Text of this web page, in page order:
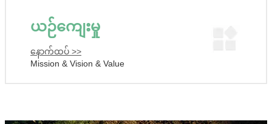
ယဉ်ကျေးမှု
နောက်ထပ် >>
Mission & Vision & Value